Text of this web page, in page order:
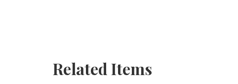
Related Items